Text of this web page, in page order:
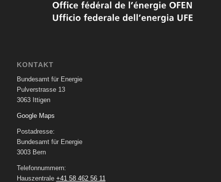
KONTAKT
Bundesamt für Energie
Pulverstrasse 13
3063 Ittigen
Google Maps
Postadresse:
Bundesamt für Energie
3003 Bern
Telefonnummern:
Hauszentrale +41 58 462 56 11